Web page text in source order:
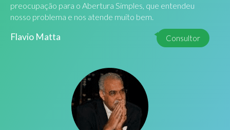
preocupação para o Abertura Simples, que entendeu
nosso problema e nos atende muito bem.
Flavio Matta Consultor